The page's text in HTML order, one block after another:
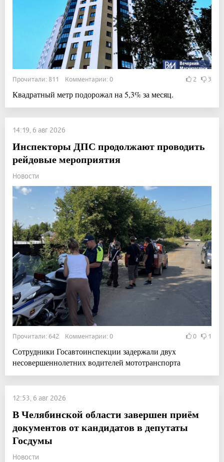
Прочитали: 811 Комментарии: 0 2 3
Квадратный метр подорожал на 5,3% за месяц.
14:19, 6 авг 2026
Инспекторы ДПС продолжают проводить
рейдовые мероприятия
Новости
Прочитали: 642 Комментарии: 0 0 1
Сотрудники Госавтоинспекции задержали двух
несовершеннолетних водителей мототранспорта
12:53, 6 авг 2026
В Челябинской области завершен приём
документов от кандидатов в депутаты
Госдумы
Новости